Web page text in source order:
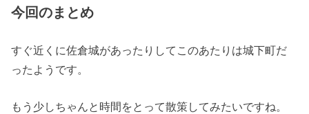
今回のまとめ
すぐ近くに佐倉城があったりしてこのあたりは城下町だ
ったようです。
もう少しちゃんと時間をとって散策してみたいですね。